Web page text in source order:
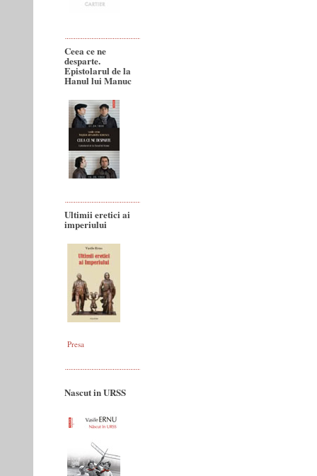
Ceea ce ne
desparte.
Epistolarul de la
Hanul lui Manuc
Ultimii eretici ai
imperiului
Presa
Nascut in URSS